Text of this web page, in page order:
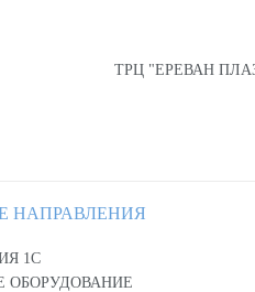
ТРЦ "ЕРЕВАН
НАПРАВЛЕНИЯ
1С
ОБОРУДОВАНИЕ